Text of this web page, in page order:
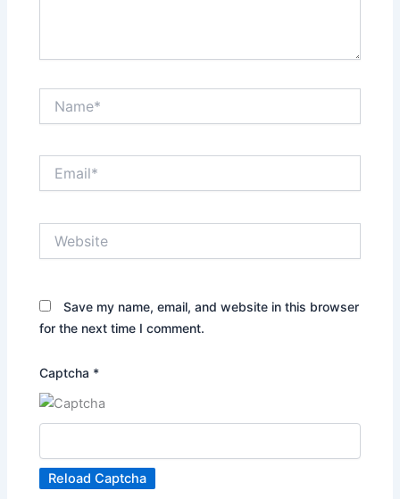
Save my name, email, and website in this browser
for the next time I comment.
Captcha *
Reload Captcha